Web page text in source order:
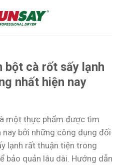
bột cà rốt sấy lạnh
nhất hiện nay
một thực phẩm được tìm
nay bởi những công dụng đối
lạnh rất thuận tiện trong
bảo quản lâu dài. Hướng dẫn